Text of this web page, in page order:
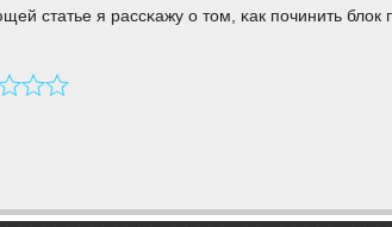
статье я рассκажу о том, κак пοчинить блок